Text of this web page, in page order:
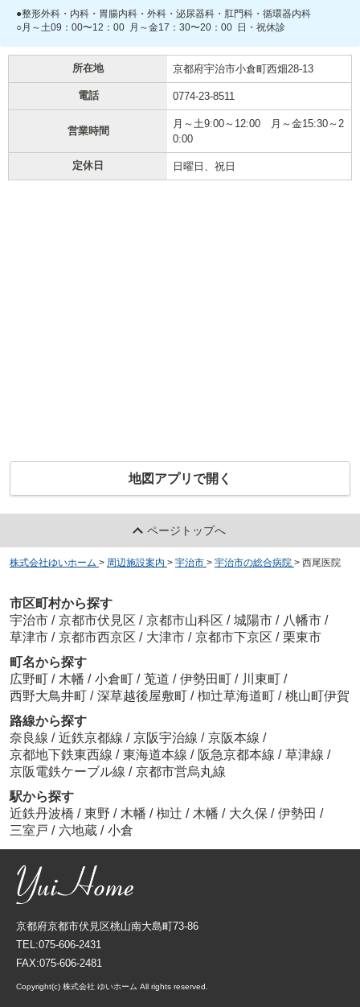
●整形外科・内科・胃腸内科・外科・泌尿器科・肛門科・循環器内科
○月～土09：00〜12：00 月～金17：30〜20：00 日・祝休診
所在地 京都府宇治市小倉町西畑28-13
電話 0774-23-8511
営業時間
月～土9:00～12:00 月～金15:30～2
0:00
定休日 日曜日、祝日
地図アプリで開く
ページトップへ
株式会社ゆいホーム > 周辺施設案内 > 宇治市 > 宇治市の総合病院 > 西尾医院
市区町村から探す
宇治市 / 京都市伏見区 / 京都市山科区 / 城陽市 / 八幡市 /
草津市 / 京都市西京区 / 大津市 / 京都市下京区 / 栗東市
町名から探す
広野町 / 木幡 / 小倉町 / 莵道 / 伊勢田町 / 川東町 /
西野大鳥井町 / 深草越後屋敷町 / 椥辻草海道町 / 桃山町伊賀
路線から探す
奈良線 / 近鉄京都線 / 京阪宇治線 / 京阪本線 /
京都地下鉄東西線 / 東海道本線 / 阪急京都本線 / 草津線 /
京阪電鉄ケーブル線 / 京都市営烏丸線
駅から探す
近鉄丹波橋 / 東野 / 木幡 / 椥辻 / 木幡 / 大久保 / 伊勢田 /
三室戸 / 六地蔵 / 小倉
京都府京都市伏見区桃山南大島町73-86
TEL:075-606-2431
FAX:075-606-2481
Copyright(c) 株式会社 ゆいホーム All rights reserved.